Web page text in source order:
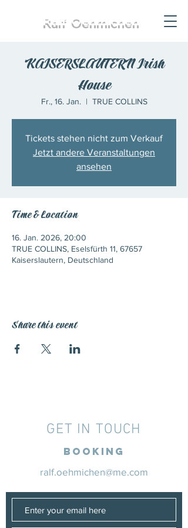
Ralf Oehmichen
KAISERSLAUTERN Irish
House
Fr., 16. Jan.
  |
TRUE COLLINS
Tickets stehen nicht zum Verkauf
Jetzt andere Veranstaltungen
ansehen
Time & Location
16. Jan. 2026, 20:00
TRUE COLLINS, Eselsfürth 11, 67657
Kaiserslautern, Deutschland
Share this event
GET IN TOUCH
Booking
ralf.oehmichen@me.com